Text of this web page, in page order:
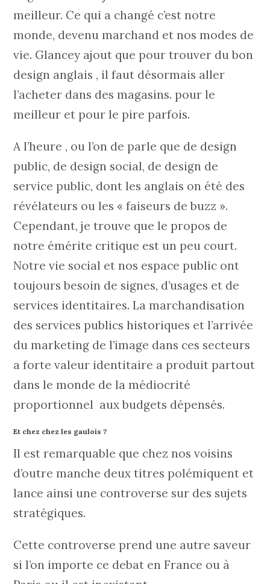
meilleur. Ce qui a changé c’est notre
monde, devenu marchand et nos modes de
vie. Glancey ajout que pour trouver du bon
design anglais , il faut désormais aller
l’acheter dans des magasins. pour le
meilleur et pour le pire parfois.
A l’heure , ou l’on de parle que de design
public, de design social, de design de
service public, dont les anglais on été des
révélateurs ou les « faiseurs de buzz ».
Cependant, je trouve que le propos de
notre émérite critique est un peu court.
Notre vie social et nos espace public ont
toujours besoin de signes, d’usages et de
services identitaires. La marchandisation
des services publics historiques et l’arrivée
du marketing de l’image dans ces secteurs
a forte valeur identitaire a produit partout
dans le monde de la médiocrité
proportionnel aux budgets dépensés.
Et chez chez les gaulois ?
Il est remarquable que chez nos voisins
d’outre manche deux titres polémiquent et
lance ainsi une controverse sur des sujets
stratégiques.
Cette controverse prend une autre saveur
si l’on importe ce debat en France ou à